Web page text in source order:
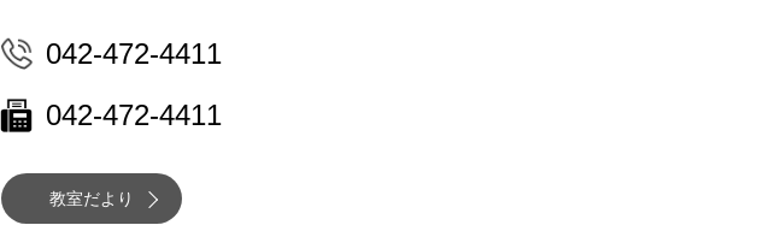
042-472-4411
042-472-4411
教室だより